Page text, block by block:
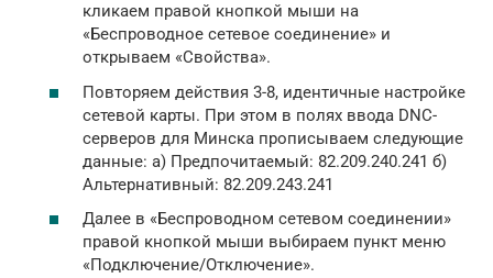
кликаем правой кнопкой мыши на
«Беспроводное сетевое соединение» и
открываем «Свойства».
Повторяем действия 3-8, идентичные настройке
сетевой карты. При этом в полях ввода DNC-
серверов для Минска прописываем следующие
данные: а) Предпочитаемый: 82.209.240.241 б)
Альтернативный: 82.209.243.241
Далее в «Беспроводном сетевом соединении»
правой кнопкой мыши выбираем пункт меню
«Подключение/Отключение».